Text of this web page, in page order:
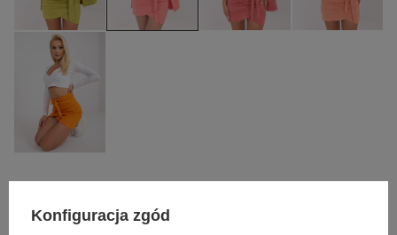
Konfiguracja zgód